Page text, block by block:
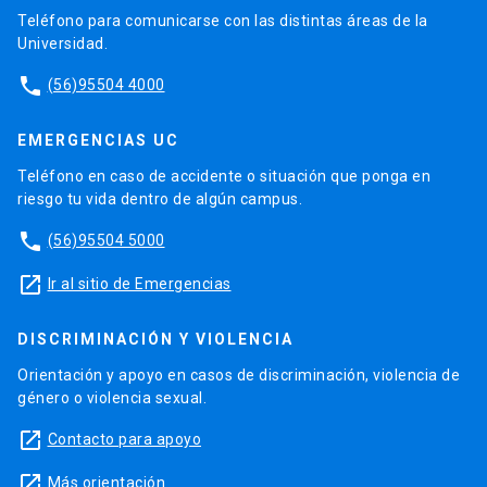
Teléfono para comunicarse con las distintas áreas de la
Universidad.
phone (56)95504 4000
EMERGENCIAS UC
Teléfono en caso de accidente o situación que ponga en
riesgo tu vida dentro de algún campus.
phone (56)95504 5000
launch Ir al sitio de Emergencias
DISCRIMINACIÓN Y VIOLENCIA
Orientación y apoyo en casos de discriminación, violencia de
género o violencia sexual.
launch Contacto para apoyo
Más orientación